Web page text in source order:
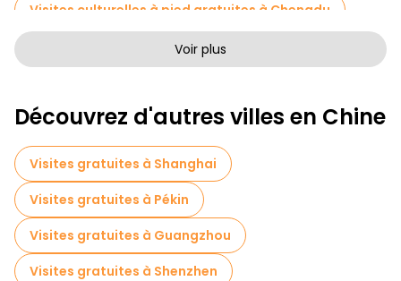
Visites culturelles à pied gratuites à Chengdu
Visites à pied sans art à Chengdu
Tournée des pubs à Chengdu
Billets d'entrée en Chengdu
Musées en Chengdu
Visites de marchés en Chengdu
Visites de dégustation locales à Chengdu
Voir plus
Découvrez d'autres villes en Chine
Visites gratuites à Shanghai
Visites gratuites à Pékin
Visites gratuites à Guangzhou
Visites gratuites à Shenzhen